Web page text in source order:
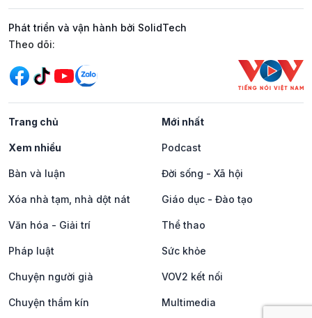
Phát triển và vận hành bởi SolidTech
Mạng xã hội
Theo dõi:
Trang chủ Mới nhất
Xem nhiều Podcast
Bàn và luận Đời sống - Xã hội
Xóa nhà tạm, nhà dột nát Giáo dục - Đào tạo
Văn hóa - Giải trí Thể thao
Pháp luật Sức khỏe
Chuyện người già VOV2 kết nối
Chuyện thầm kín Multimedia